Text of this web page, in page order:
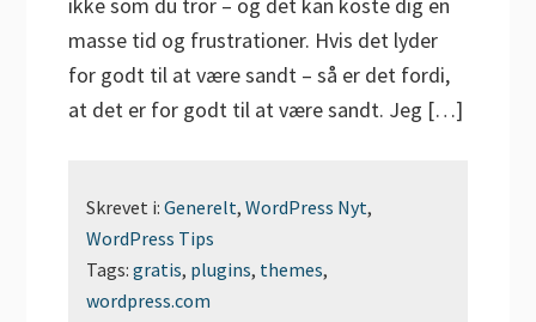
ikke som du tror – og det kan koste dig en
masse tid og frustrationer. Hvis det lyder
for godt til at være sandt – så er det fordi,
at det er for godt til at være sandt. Jeg […]
Skrevet i:Generelt,WordPress Nyt,
WordPress Tips
Tags:gratis, plugins, themes,
wordpress.com